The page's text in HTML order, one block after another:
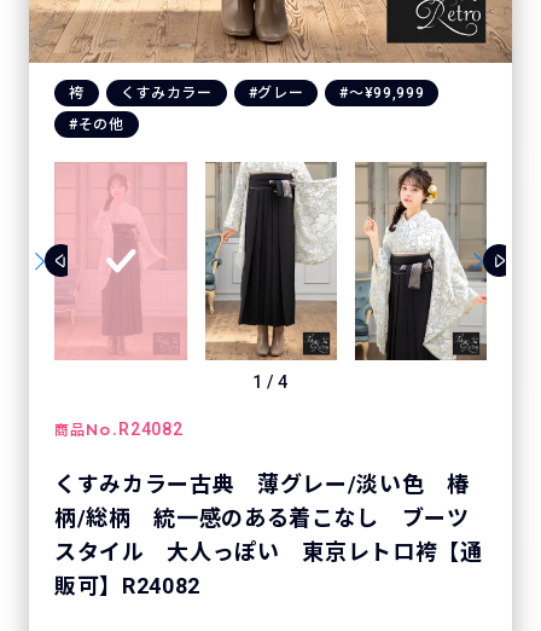
袴 くすみカラー #グレー
#〜¥99,999
#その他
1 /4
商品No. R24082
くすみカラー古典 薄グレー/淡い色 椿
柄/総柄 統一感のある着こなし ブーツ
スタイル 大人っぽい 東京レトロ袴【通
販可】R24082